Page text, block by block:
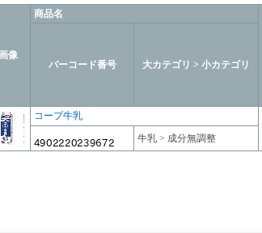
像
商品名
バーコード番号 大カテゴリ > 小カテゴリ
コープ牛乳
牛乳 > 成分無調整